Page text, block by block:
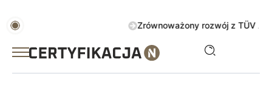
Zrównoważony rozwój z TÜV